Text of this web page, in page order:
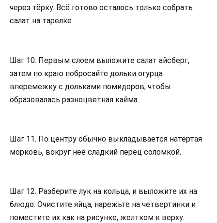
через тёрку. Всё готово осталось только собрать
салат на тарелке.
Шаг 10. Первым слоем выложите салат айсберг,
затем по краю побросайте дольки огурца
вперемежку с дольками помидоров, чтобы
образовалась разноцветная кайма.
Шаг 11. По центру обычно выкладывается натёртая
морковь, вокруг неё сладкий перец соломкой.
Шаг 12. Разберите лук на кольца, и выложите их на
блюдо. Очистите яйца, нарежьте на четвертинки и
поместите их как на рисунке, желтком к верху.